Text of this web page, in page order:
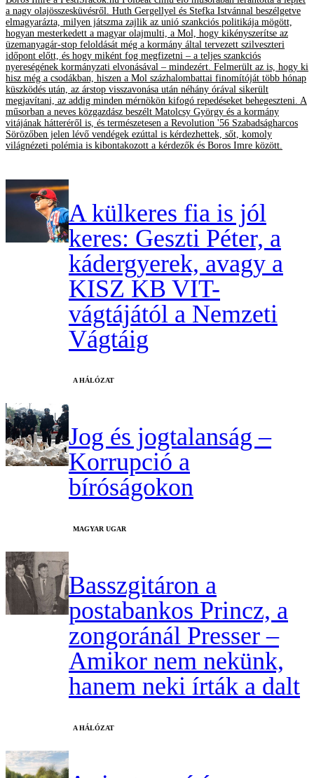
a nagy olajösszesküvésről. Huth Gergellyel és Stefka Istvánnal beszélgetve
elmagyarázta, milyen játszma zajlik az unió szankciós politikája mögött,
hogyan mesterkedett a magyar olajmulti, a Mol, hogy kikényszerítse az
üzemanyagár-stop feloldását még a kormány által tervezett szilveszteri
időpont előtt, és hogy miként fog megfizetni – a teljes szankciós
nyereségének kormányzati elvonásával – mindezért. Felmerült az is, hogy ki
hisz még a csodákban, hiszen a Mol százhalombattai finomítóját több hónap
küszködés után, az árstop visszavonása után néhány órával sikerült
megjavítani, az addig minden mérnökön kifogó repedéseket behegeszteni. A
műsorban a neves közgazdász beszélt Matolcsy György és a kormány
vitájának hátteréről is, és természetesen a Revolution '56 Szabadságharcos
Sörözőben jelen lévő vendégek ezúttal is kérdezhettek, sőt, komoly
világnézeti polémia is kibontakozott a kérdezők és Boros Imre között.
A külkeres fia is jól
keres: Geszti Péter, a
kádergyerek, avagy a
KISZ KB VIT-
vágtájától a Nemzeti
Vágtáig
A HÁLÓZAT
Jog és jogtalanság –
Korrupció a
bíróságokon
MAGYAR UGAR
Basszgitáron a
postabankos Princz, a
zongoránál Presser –
Amikor nem nekünk,
hanem neki írták a dalt
A HÁLÓZAT